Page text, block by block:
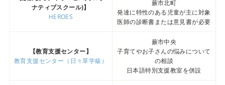
ナティブスクール)】
HEROES
蕨市北町
発達に特性のある児童が主に対象
医師の診断書または意見書が必要
【教育支援センター】
教育支援センター（日々草学級）
蕨市中央
子育てやお子さんの悩みについて
の相談
日本語特別支援教室を併設